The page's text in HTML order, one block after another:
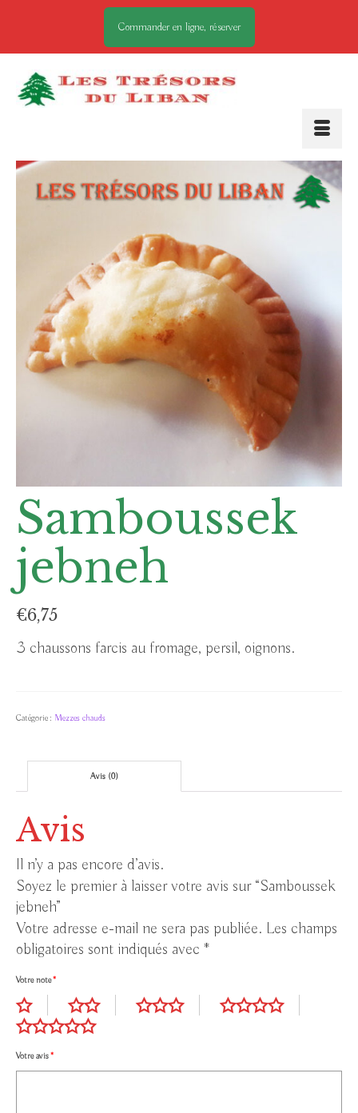
Commander en ligne, réserver
Samboussek
jebneh
€6,75
3 chaussons farcis au fromage, persil, oignons.
Catégorie : Mezzes chauds
Avis (0)
Avis
Il n’y a pas encore d’avis.
Soyez le premier à laisser votre avis sur “Samboussek
jebneh”
Votre adresse e-mail ne sera pas publiée. Les champs
obligatoires sont indiqués avec *
Votre note*
Votre avis*